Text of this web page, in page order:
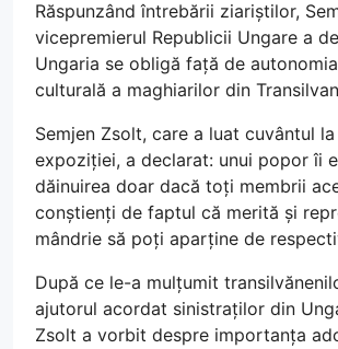
Răspunzând întrebării ziariștilor,
vicepremierul Republicii Ungare a
Ungaria se obligă față de
culturală a maghiarilor din
Semjen Zsolt, care a luat cuvântul
expoziției, a declarat: unui popor îi
dăinuirea doar dacă toți membrii
conștienți de faptul că merită și
mândrie să poți aparține de
După ce le-a mulțumit
ajutorul acordat sinistraților din
Zsolt a vorbit despre importanța